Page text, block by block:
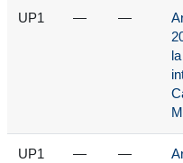
UP1 — —
UP1 — —